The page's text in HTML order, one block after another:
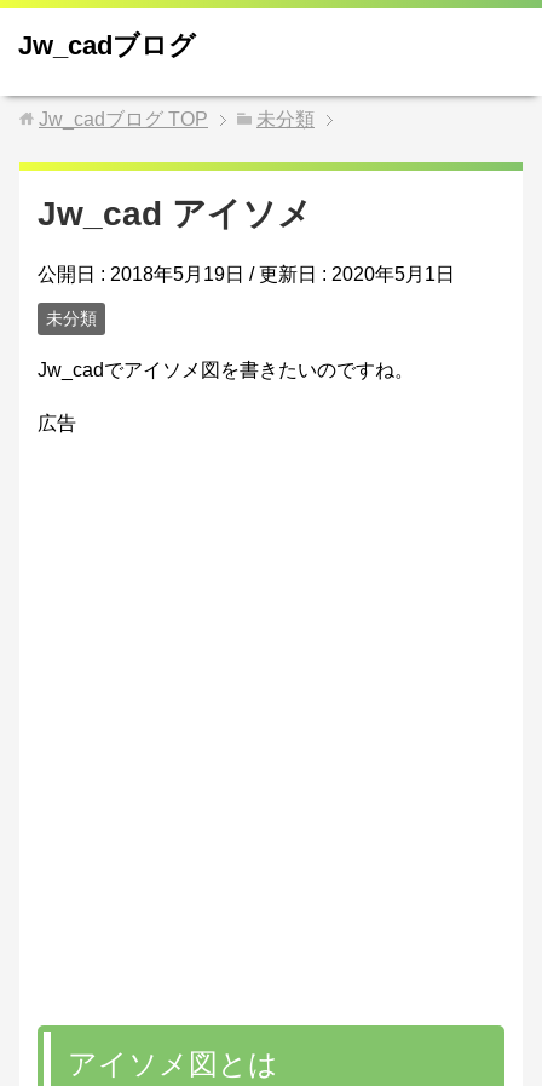
Jw_cadブログ
Jw_cadブログ TOP 未分類
Jw_cad アイソメ
公開日 : 2018年5月19日 / 更新日 : 2020年5月1日
未分類
Jw_cadでアイソメ図を書きたいのですね。
広告
アイソメ図とは